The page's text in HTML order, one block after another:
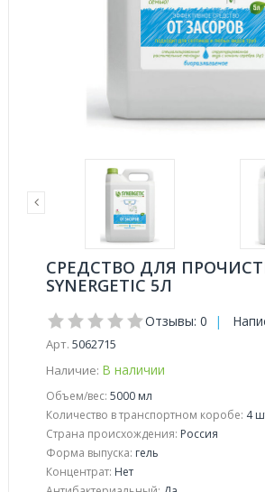
СРЕДСТВО ДЛЯ
SYNERGETIC 5Л
Отзывы: 0 |
Арт. 5062715
Наличие: В наличии
Объем/вес: 5000 мл
Количество в транспортном коробе: 4
Страна происхождения: Россия
Форма выпуска: гель
Концентрат: Нет